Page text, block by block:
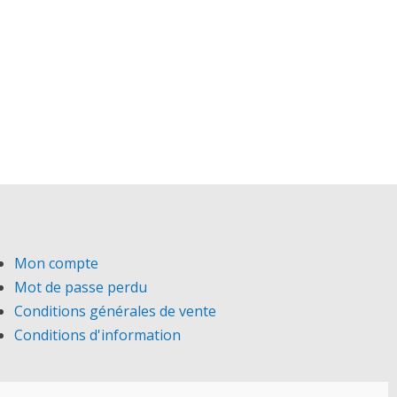
Mon compte
Mot de passe perdu
Conditions générales de vente
Conditions d'information